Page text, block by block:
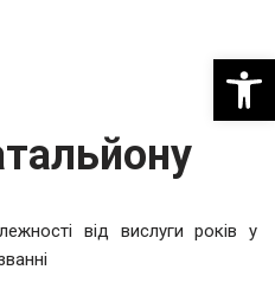
від вислуги років у